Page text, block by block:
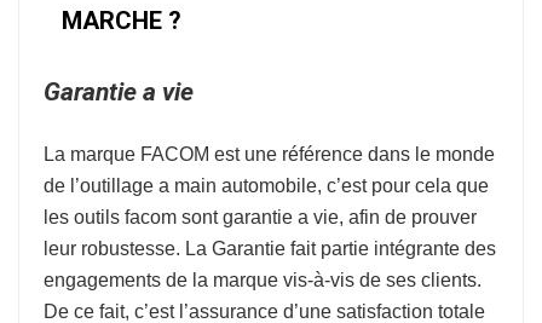
MARCHE ?
Garantie a vie
La marque FACOM est une référence dans le monde
de l’outillage a main automobile, c’est pour cela que
les outils facom sont garantie a vie, afin de prouver
leur robustesse. La Garantie fait partie intégrante des
engagements de la marque vis-à-vis de ses clients.
De ce fait, c’est l’assurance d’une satisfaction totale